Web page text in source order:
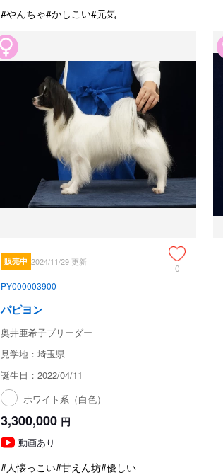
#やんちゃ#かしこい#元気
販売中 2024/11/29 更新
0
PY000003900
パピヨン
奥井亜希子ブリーダー
見学地：埼玉県
誕生日：2022/04/11
ホワイト系（白色）
3,300,000 円
動画あり
#人懐っこい#甘えん坊#優しい